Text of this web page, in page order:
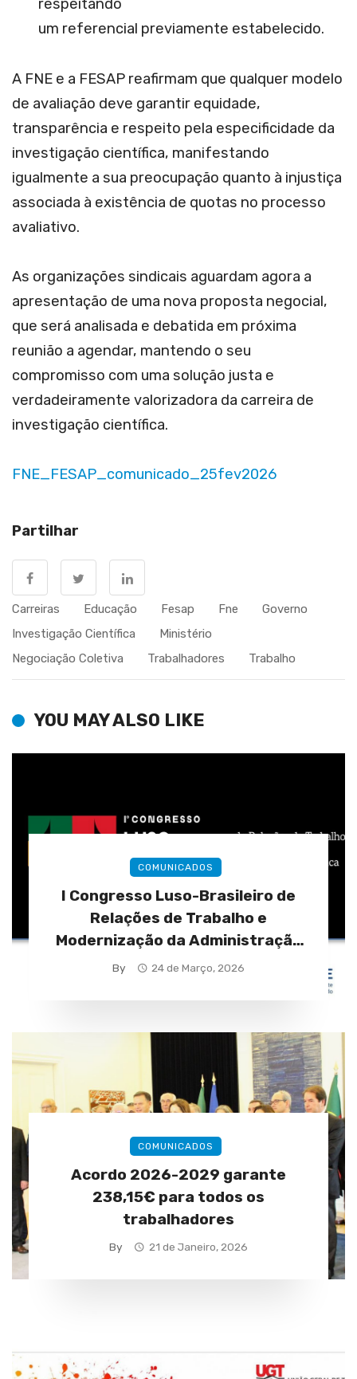
respeitando
um referencial previamente estabelecido.
A FNE e a FESAP reafirmam que qualquer modelo
de avaliação deve garantir equidade,
transparência e respeito pela especificidade da
investigação científica, manifestando
igualmente a sua preocupação quanto à injustiça
associada à existência de quotas no processo
avaliativo.
As organizações sindicais aguardam agora a
apresentação de uma nova proposta negocial,
que será analisada e debatida em próxima
reunião a agendar, mantendo o seu
compromisso com uma solução justa e
verdadeiramente valorizadora da carreira de
investigação científica.
FNE_FESAP_comunicado_25fev2026
Partilhar
Carreiras Educação Fesap Fne
Governo
Investigação Científica
Ministério
Negociação Coletiva
Trabalhadores Trabalho
YOU MAY ALSO LIKE
COMUNICADOS
I Congresso Luso-Brasileiro de
Relações de Trabalho e
Modernização da Administração
Pública (28 a 30 de abril)
By 24 de Março, 2026
COMUNICADOS
Acordo 2026-2029 garante
238,15€ para todos os
trabalhadores
By 21 de Janeiro, 2026